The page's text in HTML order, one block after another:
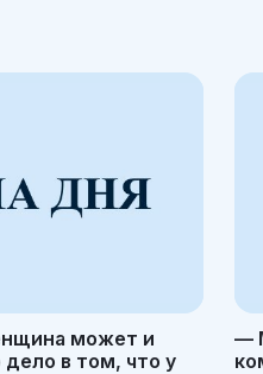
может и
в том, что у
—